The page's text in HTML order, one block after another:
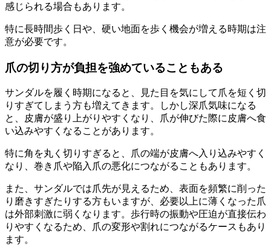
感じられる場合もあります。
特に長時間歩く日や、硬い地面を歩く機会が増える時期は注
意が必要です。
爪の切り方が負担を強めていることもある
サンダルを履く時期になると、見た目を気にして爪を短く切
りすぎてしまう方も増えてきます。しかし深爪気味になる
と、皮膚が盛り上がりやすくなり、爪が伸びた際に皮膚へ食
い込みやすくなることがあります。
特に角を丸く切りすぎると、爪の端が皮膚へ入り込みやすく
なり、巻き爪や陥入爪の悪化につながることもあります。
また、サンダルでは爪先が見えるため、表面を頻繁に削った
り磨きすぎたりする方もいますが、必要以上に薄くなった爪
は外部刺激に弱くなります。歩行時の振動や圧迫が直接伝わ
りやすくなるため、爪の変形や割れにつながるケースもあり
ます。